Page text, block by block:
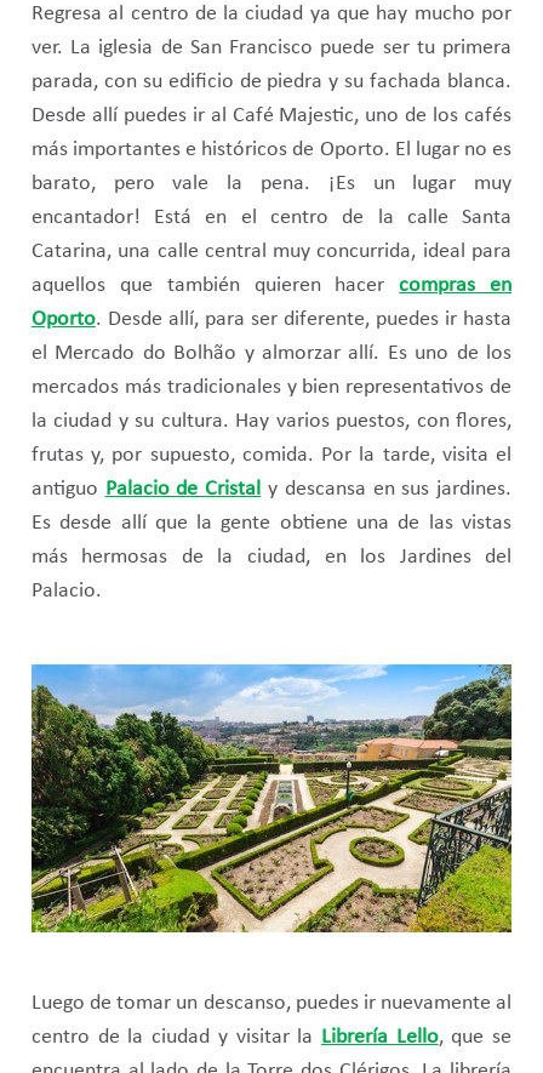
Regresa al centro de la ciudad ya que hay mucho por
ver. La iglesia de San Francisco puede ser tu primera
parada, con su edificio de piedra y su fachada blanca.
Desde allí puedes ir al Café Majestic, uno de los cafés
más importantes e históricos de Oporto. El lugar no es
barato, pero vale la pena. ¡Es un lugar muy
encantador! Está en el centro de la calle Santa
Catarina, una calle central muy concurrida, ideal para
aquellos que también quieren hacercompras en
Oporto. Desde allí, para ser diferente, puedes ir hasta
el Mercado do Bolhão y almorzar allí. Es uno de los
mercados más tradicionales y bien representativos de
la ciudad y su cultura. Hay varios puestos, con flores,
frutas y, por supuesto, comida. Por la tarde, visita el
antiguo Palacio de Cristal y descansa en sus jardines.
Es desde allí que la gente obtiene una de las vistas
más hermosas de la ciudad, en los Jardines del
Palacio.
Luego de tomar un descanso, puedes ir nuevamente al
centro de la ciudad y visitar la Librería Lello, que se